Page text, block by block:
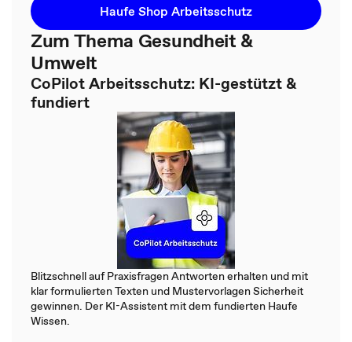
Haufe Shop Arbeitsschutz
Zum Thema Gesundheit &
Umwelt
CoPilot Arbeitsschutz: KI-gestützt &
fundiert
Blitzschnell auf Praxisfragen Antworten erhalten und mit
klar formulierten Texten und Mustervorlagen Sicherheit
gewinnen. Der KI-Assistent mit dem fundierten Haufe
Wissen.